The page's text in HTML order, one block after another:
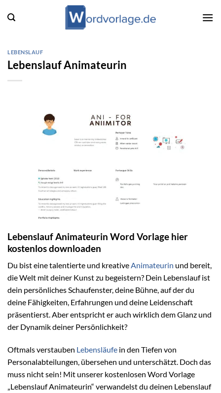
Inhalt
LEBENSLAUF
Lebenslauf Animateurin
Lebenslauf Animateurin Word Vorlage hier
kostenlos downloaden
Du bist eine talentierte und kreativeAnimateurin und bereit,
die Welt mit deiner Kunst zu begeistern? Dein Lebenslauf ist
dein persönliches Schaufenster, deine Bühne, auf der du
deine Fähigkeiten, Erfahrungen und deine Leidenschaft
präsentierst. Aber entspricht er auch wirklich dem Glanz und
der Dynamik deiner Persönlichkeit?
Oftmals verstauben Lebensläufe in den Tiefen von
Personalabteilungen, übersehen und unterschätzt. Doch das
muss nicht sein! Mit unserer kostenlosen Word Vorlage
„Lebenslauf Animateurin“ verwandelst du deinen Lebenslauf